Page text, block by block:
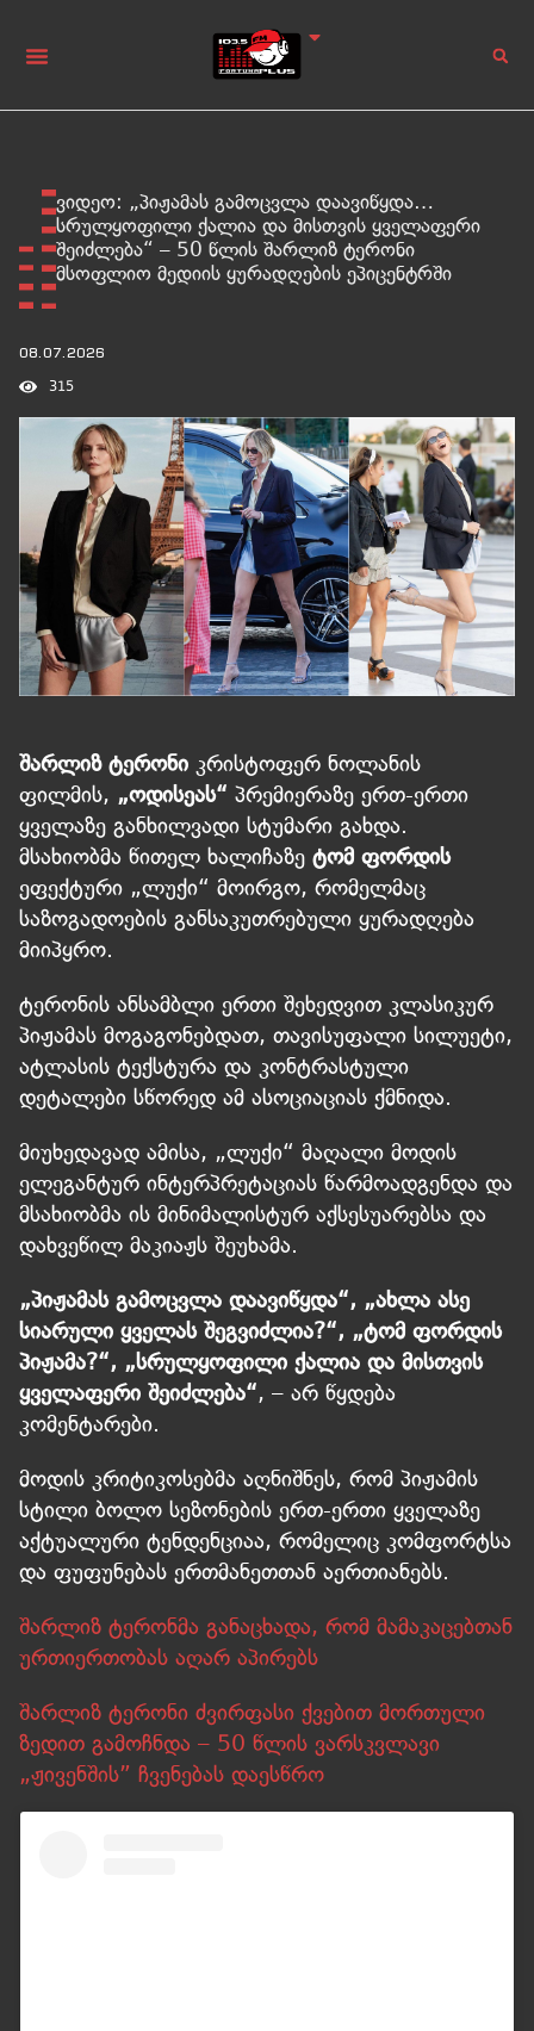
ვიდეო: „პიჟამას გამოცვლა დაავიწყდა…
სრულყოფილი ქალია და მისთვის ყველაფერი
შეიძლება“ – 50 წლის შარლიზ ტერონი
მსოფლიო მედიის ყურადღების ეპიცენტრში
08.07.2026
315
შარლიზ ტერონი კრისტოფერ ნოლანის
ფილმის, „ოდისეას“ პრემიერაზე ერთ-ერთი
ყველაზე განხილვადი სტუმარი გახდა.
მსახიობმა წითელ ხალიჩაზე ტომ ფორდის
ეფექტური „ლუქი“ მოირგო, რომელმაც
საზოგადოების განსაკუთრებული ყურადღება
მიიპყრო.
ტერონის ანსამბლი ერთი შეხედვით კლასიკურ
პიჟამას მოგაგონებდათ, თავისუფალი სილუეტი,
ატლასის ტექსტურა და კონტრასტული
დეტალები სწორედ ამ ასოციაციას ქმნიდა.
მიუხედავად ამისა, „ლუქი“ მაღალი მოდის
ელეგანტურ ინტერპრეტაციას წარმოადგენდა და
მსახიობმა ის მინიმალისტურ აქსესუარებსა და
დახვეწილ მაკიაჟს შეუხამა.
„პიჟამას გამოცვლა დაავიწყდა“, „ახლა ასე
სიარული ყველას შეგვიძლია?“, „ტომ ფორდის
პიჟამა?“, „სრულყოფილი ქალია და მისთვის
ყველაფერი შეიძლება“, – არ წყდება
კომენტარები.
მოდის კრიტიკოსებმა აღნიშნეს, რომ პიჟამის
სტილი ბოლო სეზონების ერთ-ერთი ყველაზე
აქტუალური ტენდენციაა, რომელიც კომფორტსა
და ფუფუნებას ერთმანეთთან აერთიანებს.
შარლიზ ტერონმა განაცხადა, რომ მამაკაცებთან
ურთიერთობას აღარ აპირებს
შარლიზ ტერონი ძვირფასი ქვებით მორთული
ზედით გამოჩნდა – 50 წლის ვარსკვლავი
„ჟივენშის” ჩვენებას დაესწრო